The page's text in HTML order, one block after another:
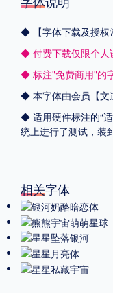
◆ 【字体下载及授权
◆ 付费下载仅限个人
◆ 标注"免费商用"的
◆ 本字体由会员【文
◆ 适用硬件标注的“
统上进行了测试，装
相关字体